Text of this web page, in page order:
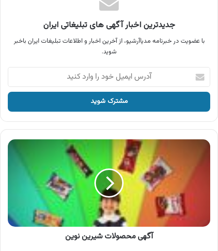
جدیدترین اخبار آگهی های تبلیغاتی ایران
با عضویت در خبرنامه مدیاآرشیو، از آخرین اخبار و اطلاعات تبلیغات ایران باخبر
شوید.
آدرس
ایمیل
خود
وارد
کنید
آگهی
آگهی محصولات شیرین نوین